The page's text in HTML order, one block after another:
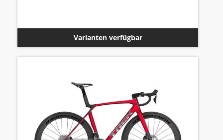
Varianten verfügbar